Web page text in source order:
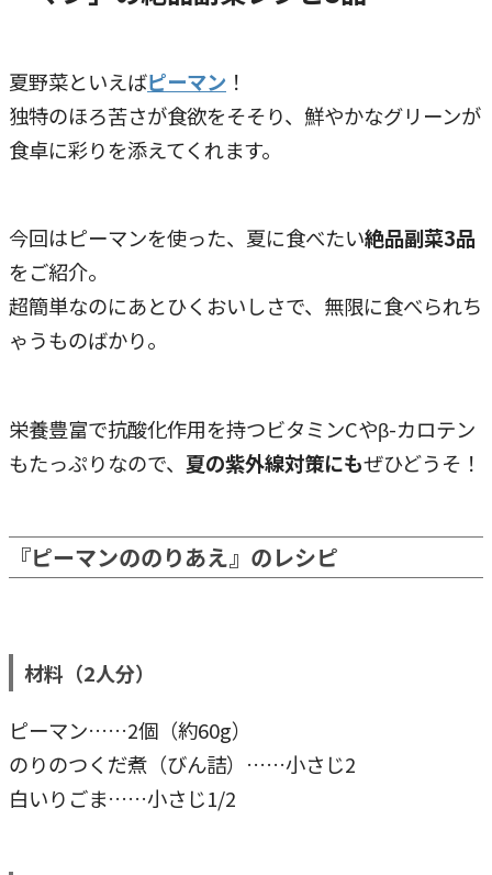
夏野菜といえばピーマン ！
独特のほろ苦さが食欲をそそり、鮮やかなグリーンが
食卓に彩りを添えてくれます。
今回はピーマンを使った、夏に食べたい絶品副菜3品
をご紹介。
超簡単なのにあとひくおいしさで、無限に食べられち
ゃうものばかり。
栄養豊富で抗酸化作用を持つビタミンCやβ-カロテン
もたっぷりなので、 夏の紫外線対策にもぜひどうそ！
『ピーマンののりあえ』のレシピ
材料（2人分）
ピーマン……2個（約60g）
のりのつくだ煮（びん詰）……小さじ2
白いりごま……小さじ1/2